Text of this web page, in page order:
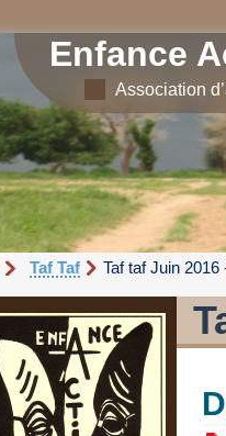
Enfance
Association
Taf Taf Taf taf Juin 2016